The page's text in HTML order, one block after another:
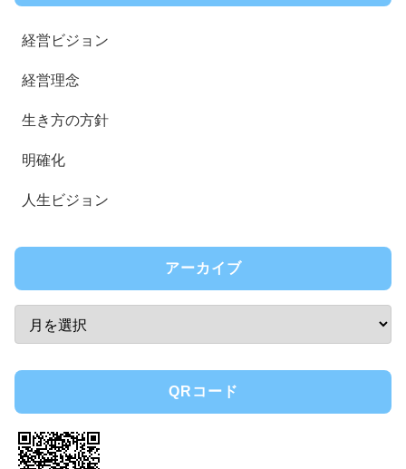
経営ビジョン
経営理念
生き方の方針
明確化
人生ビジョン
アーカイブ
QRコード